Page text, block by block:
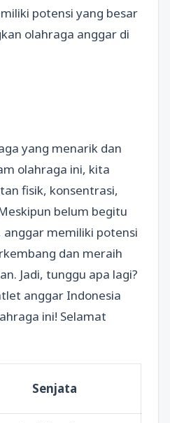
potensi yang besar
olahraga anggar di
yang menarik dan
olahraga ini, kita
fisik, konsentrasi,
belum begitu
anggar memiliki potensi
dan meraih
Jadi, tunggu apa lagi?
anggar Indonesia
ini! Selamat
Senjata